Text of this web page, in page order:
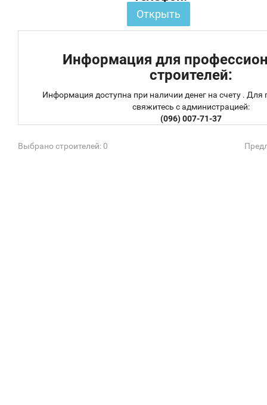
Открыть
Информация для
строителей:
Информация доступна при наличии денег на счету . Для
свяжитесь с администрацией:
(096) 007-71-37
Выбрано строителей: 0